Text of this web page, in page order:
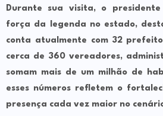
Durante sua visita, o
força da legenda no estado,
conta atualmente com 32
cerca de 360 vereadores,
somam mais de um milhão de
esses números refletem o
presença cada vez maior no